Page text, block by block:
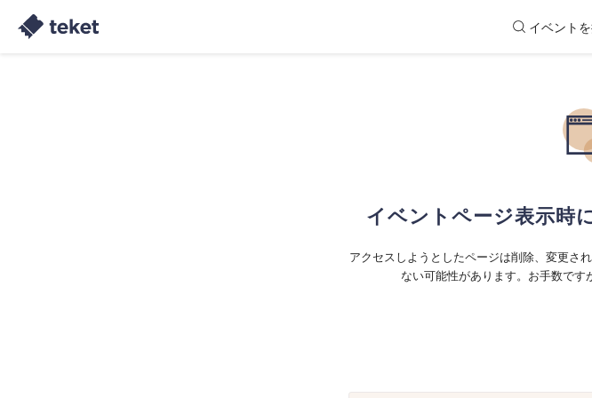
イベント
イベントページ表示時
アクセスしようとしたページは削除、変更さ
ない可能性があります。お手数です